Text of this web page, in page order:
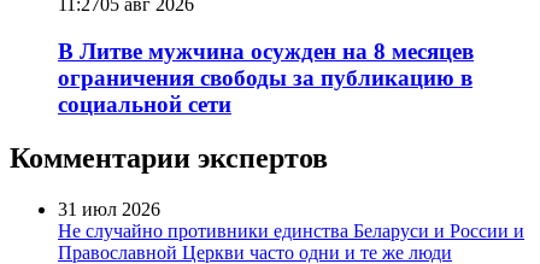
11:2705 авг 2026
В Литве мужчина осужден на 8 месяцев
ограничения свободы за публикацию в
социальной сети
Комментарии экспертов
31 июл 2026
Не случайно противники единства Беларуси и России и
Православной Церкви часто одни и те же люди